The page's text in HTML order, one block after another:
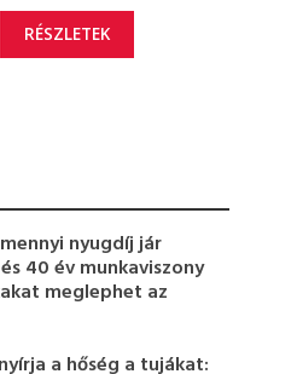
RÉSZLETEK
nyugdíj jár
40 év munkaviszony
meglephet az
a hőség a tujákat: